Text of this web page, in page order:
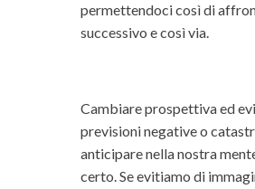
permettendoci così di
successivo e così via.
Cambiare prospettiva ed
previsioni negative o
anticipare nella nostra
certo. Se evitiamo di